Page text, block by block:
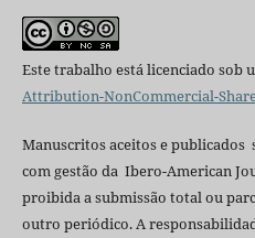
Este trabalho está licenciado sob
Attribution-NonCommercial-
Manuscritos aceitos e publicados
com gestão da Ibero-American
proibida a submissão total ou
outro periódico. A